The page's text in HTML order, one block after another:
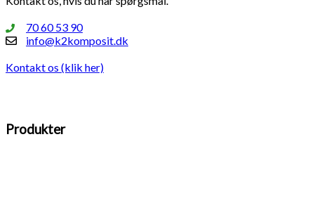
70 60 53 90
info@k2komposit.dk
Kontakt os (klik her)
Produkter